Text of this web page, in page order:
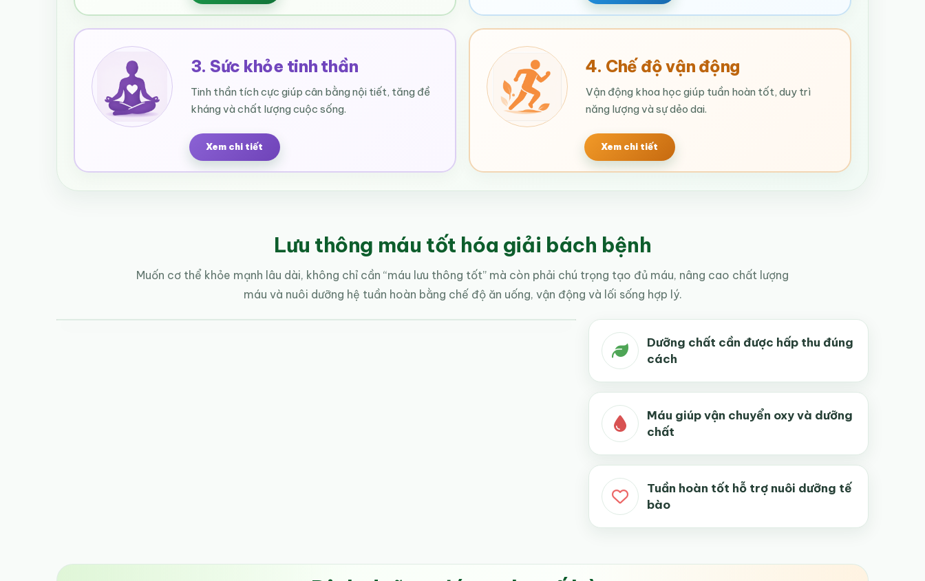
3. Sức khỏe tinh thần
Tinh thần tích cực giúp cân bằng nội tiết, tăng đề
kháng và chất lượng cuộc sống.
Xem chi tiết
4. Chế độ vận động
Vận động khoa học giúp tuần hoàn tốt, duy trì
năng lượng và sự dẻo dai.
Xem chi tiết
Lưu thông máu tốt hóa giải bách bệnh
Muốn cơ thể khỏe mạnh lâu dài, không chỉ cần “máu lưu thông tốt” mà còn phải chú trọng tạo đủ máu, nâng cao chất lượng
máu và nuôi dưỡng hệ tuần hoàn bằng chế độ ăn uống, vận động và lối sống hợp lý.
Dưỡng chất cần được hấp thu đúng
cách
Máu giúp vận chuyển oxy và dưỡng
chất
Tuần hoàn tốt hỗ trợ nuôi dưỡng tế
bào